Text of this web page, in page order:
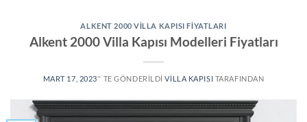
ALKENT 2000 VILLA KAPISI FIYATLARI
Alkent 2000 Villa Kapısı Modelleri Fiyatları
MART 17, 2023’' TE GÖNDERILDI VILLA KAPISI TARAFINDAN